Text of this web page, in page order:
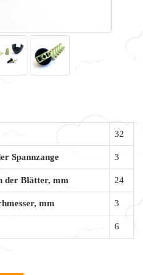
32
Spannzange 3
der Blätter, mm 24
mm 3
6